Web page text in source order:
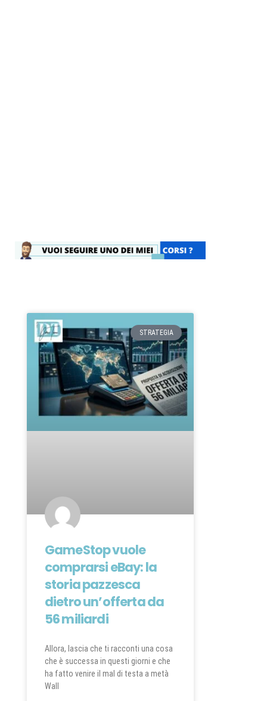
STRATEGIA
GameStop vuole
comprarsi eBay: la
storia pazzesca
dietro un’offerta da
56 miliardi
Allora, lascia che ti racconti una cosa
che è successa in questi giorni e che
ha fatto venire il mal di testa a metà
Wall